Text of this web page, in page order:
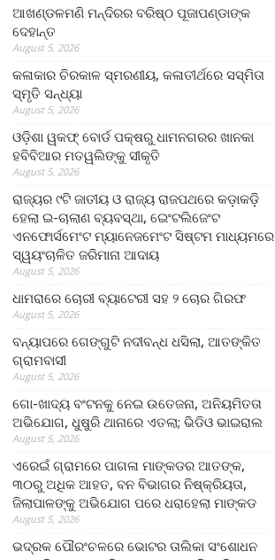
ଆଖଣ୍ଡଳମଣି ମନ୍ଦିରର ବରିଷ୍ଠ ପୂଜାପଣ୍ଡାଙ୍କ
ଦେହାନ୍ତ
August 5, 2026
କଳାକାର ଚିରକାଳ ସ୍ମରଣୀୟ, କଳାତୀର୍ଥରେ ସସ୍ମିତା
ସ୍ମୃତି ସନ୍ଧ୍ୟା
August 5, 2026
ଓଡ଼ିଶା ୱକଫ୍ ବୋର୍ଡ ପକ୍ଷରୁ ଧାମନଗରର ଖାନକା
ହବିବିଆର ମତୱଲିଙ୍କୁ ସୀକୃତି
August 5, 2026
ରାଜ୍ୟର ୯ଟି ଜାତୀୟ ଓ ରାଜ୍ୟ ରାଜପଥରେ କଡ଼ାକଡ଼ି
ହେଲା ଇ-ଚାଲାଣ ବ୍ୟବସ୍ଥା, ଇେଂଟଲିଜେଂଟ
ଏନଫୋର୍ସମେଂଟ ମ୍ୟାନେଜମେଂଟ ସିଷ୍ଟମ ମାଧ୍ୟମରେ
ସ୍ୱୟଂଚାଳିତ ଜରିମାନା ଆଦାୟ
August 5, 2026
ଧାମରାରେ ଚୋରୀ ବ୍ୟାଟେରୀ ସହ ୨ ଚୋର ଗିରଫ
August 5, 2026
ବନ୍ୟାପରେ ଗେଙ୍ଗୁଟି ନଦୀବନ୍ଧ ଧସିଲା, ଆତଙ୍କିତ
ଗ୍ରାମବାସୀ
August 5, 2026
ଗୋ-ଖାଦ୍ୟ ବଂଟନକୁ ନେଇ ଉତେଜନା, ଅନିୟମିତତା
ଅଭିଯୋଗ, ଧୁଷୁରି ଥାନାରେ ଏତଲା; ଭିଡିଓ ଭାଇରାଲ
August 5, 2026
ଏରେଇଁ ଗ୍ରାମରେ ପାଗଳା ମାଙ୍କଡର ଆତଙ୍କ,
୩୦ରୁ ଅଧିକ ଆହତ, ବନ ବିଭାଗର ନିଷ୍କ୍ରିୟତା,
ଜିଲାପାଳଙ୍କୁ ଅଭିଯୋଗ ପରେ ଧରାହେଲା ମାଙ୍କଡ
August 5, 2026
ଭଦ୍ରକ ପୌରଂଚଳରେ ଭୋଟର ତାଲିକା ସଂଶୋଧନ